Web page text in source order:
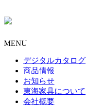
MENU
デジタルカタログ
商品情報
お知らせ
東海家具について
会社概要